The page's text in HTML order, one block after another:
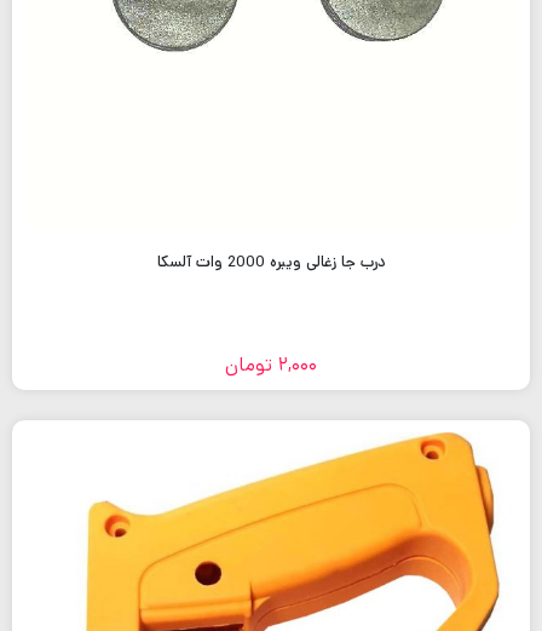
درب جا زغالی ویبره 2000 وات آلسکا
2,000 تومان